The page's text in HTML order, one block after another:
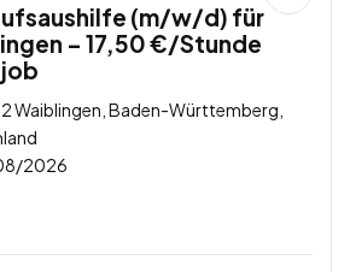
(m/w/d) für
– 17,50 €/Stunde
Waiblingen, Baden-Württemberg,
2026